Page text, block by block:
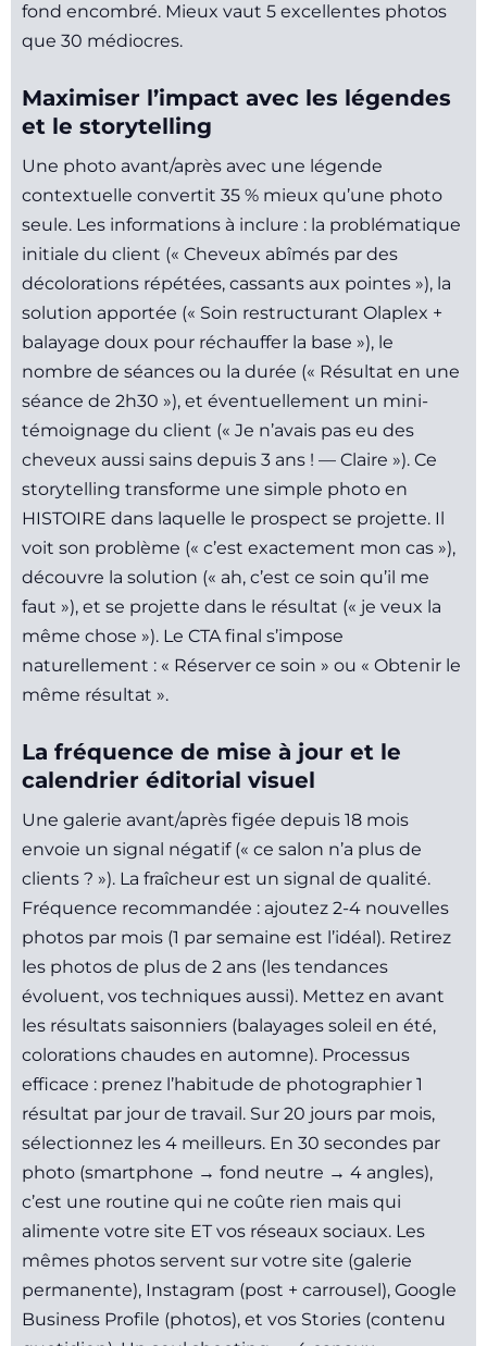
fond encombré. Mieux vaut 5 excellentes photos
que 30 médiocres.
Maximiser l’impact avec les légendes
et le storytelling
Une photo avant/après avec une légende
contextuelle convertit 35 % mieux qu’une photo
seule. Les informations à inclure : la problématique
initiale du client (« Cheveux abîmés par des
décolorations répétées, cassants aux pointes »), la
solution apportée (« Soin restructurant Olaplex +
balayage doux pour réchauffer la base »), le
nombre de séances ou la durée (« Résultat en une
séance de 2h30 »), et éventuellement un mini-
témoignage du client (« Je n’avais pas eu des
cheveux aussi sains depuis 3 ans ! — Claire »). Ce
storytelling transforme une simple photo en
HISTOIRE dans laquelle le prospect se projette. Il
voit son problème (« c’est exactement mon cas »),
découvre la solution (« ah, c’est ce soin qu’il me
faut »), et se projette dans le résultat (« je veux la
même chose »). Le CTA final s’impose
naturellement : « Réserver ce soin » ou « Obtenir le
même résultat ».
La fréquence de mise à jour et le
calendrier éditorial visuel
Une galerie avant/après figée depuis 18 mois
envoie un signal négatif (« ce salon n’a plus de
clients ? »). La fraîcheur est un signal de qualité.
Fréquence recommandée : ajoutez 2-4 nouvelles
photos par mois (1 par semaine est l’idéal). Retirez
les photos de plus de 2 ans (les tendances
évoluent, vos techniques aussi). Mettez en avant
les résultats saisonniers (balayages soleil en été,
colorations chaudes en automne). Processus
efficace : prenez l’habitude de photographier 1
résultat par jour de travail. Sur 20 jours par mois,
sélectionnez les 4 meilleurs. En 30 secondes par
photo (smartphone → fond neutre → 4 angles),
c’est une routine qui ne coûte rien mais qui
alimente votre site ET vos réseaux sociaux. Les
mêmes photos servent sur votre site (galerie
permanente), Instagram (post + carrousel), Google
Business Profile (photos), et vos Stories (contenu